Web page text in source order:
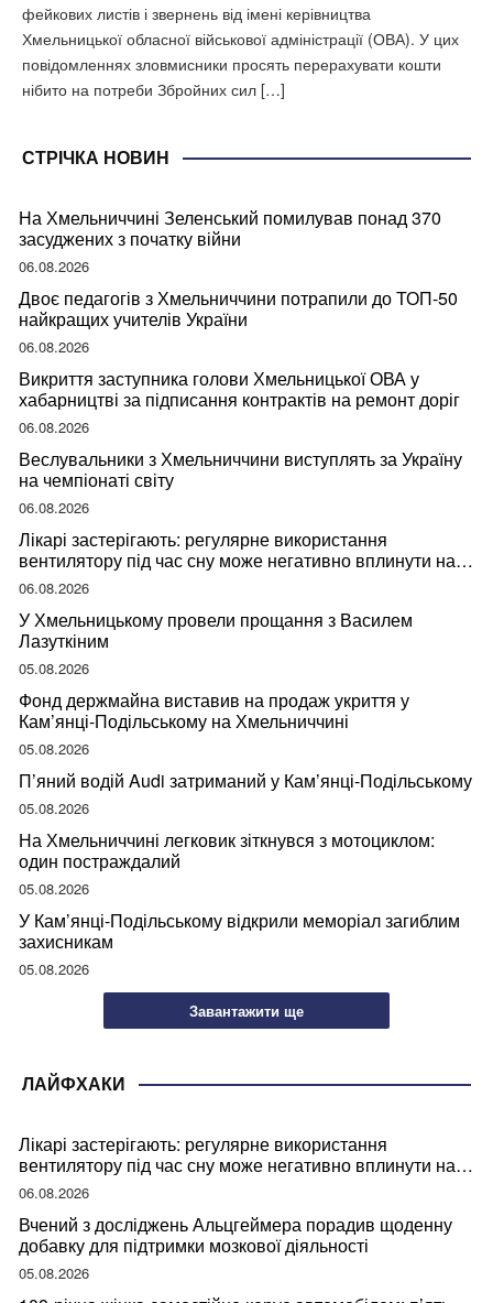
фейкових листів і звернень від імені керівництва
Хмельницької обласної військової адміністрації (ОВА). У цих
повідомленнях зловмисники просять перерахувати кошти
нібито на потреби Збройних сил […]
СТРІЧКА НОВИН
На Хмельниччині Зеленський помилував понад 370
засуджених з початку війни
06.08.2026
Двоє педагогів з Хмельниччини потрапили до ТОП-50
найкращих учителів України
06.08.2026
Викриття заступника голови Хмельницької ОВА у
хабарництві за підписання контрактів на ремонт доріг
06.08.2026
Веслувальники з Хмельниччини виступлять за Україну
на чемпіонаті світу
06.08.2026
Лікарі застерігають: регулярне використання
вентилятору під час сну може негативно вплинути на
ваше здоров’я
06.08.2026
У Хмельницькому провели прощання з Василем
Лазуткіним
05.08.2026
Фонд держмайна виставив на продаж укриття у
Кам’янці-Подільському на Хмельниччині
05.08.2026
П’яний водій Audi затриманий у Кам’янці-Подільському
05.08.2026
На Хмельниччині легковик зіткнувся з мотоциклом:
один постраждалий
05.08.2026
У Кам’янці-Подільському відкрили меморіал загиблим
захисникам
05.08.2026
Завантажити ще
ЛАЙФХАКИ
Лікарі застерігають: регулярне використання
вентилятору під час сну може негативно вплинути на
ваше здоров’я
06.08.2026
Вчений з досліджень Альцгеймера порадив щоденну
добавку для підтримки мозкової діяльності
05.08.2026